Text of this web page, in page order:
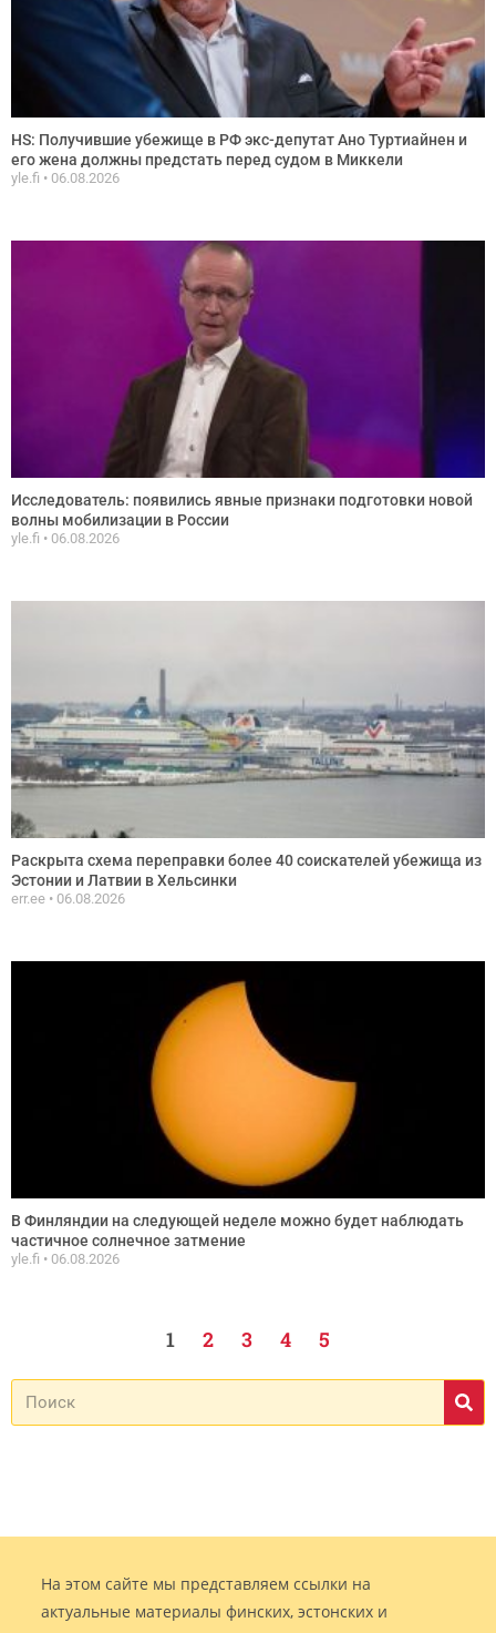
HS: Получившие убежище в РФ экс-депутат Ано Туртиайнен и
его жена должны предстать перед судом в Миккели
yle.fi 06.08.2026
Исследователь: появились явные признаки подготовки новой
волны мобилизации в России
yle.fi 06.08.2026
Раскрыта схема переправки более 40 соискателей убежища из
Эстонии и Латвии в Хельсинки
err.ee 06.08.2026
В Финляндии на следующей неделе можно будет наблюдать
частичное солнечное затмение
yle.fi 06.08.2026
1 2 3 4 5
На этом сайте мы представляем ссылки на
актуальные материалы финских, эстонских и